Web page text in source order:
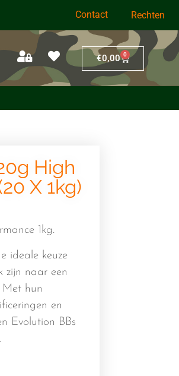
Contact Rechten
€0,00 0
High
X 1kg)
1kg.
ideale keuze
zijn naar een
Met hun
en
Evolution BBs